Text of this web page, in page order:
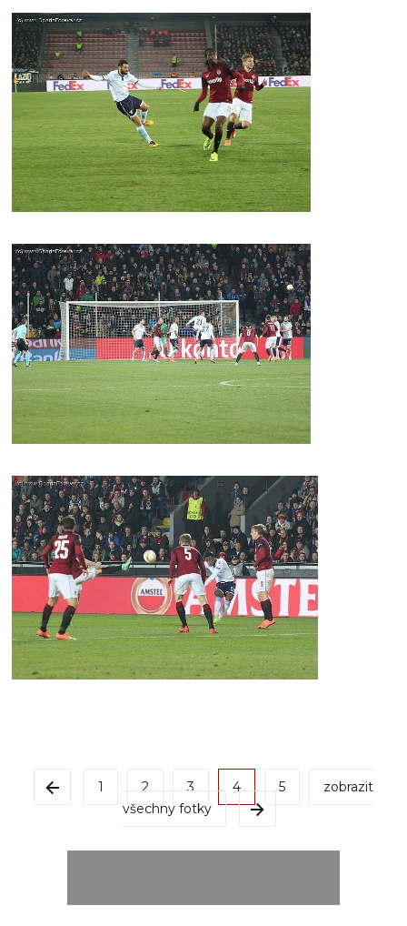
1 2 3 4 5
zobrazit
všechny fotky